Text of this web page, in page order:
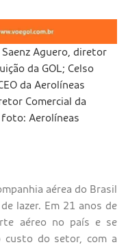
Aguero, diretor
da GOL; Celso
da Aerolíneas
Comercial da
Aerolíneas
aérea do Brasil
lazer. Em 21 anos de
aéreo no país e se
custo do setor, com a